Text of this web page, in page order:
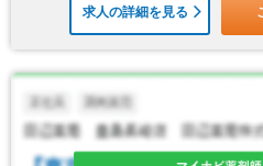
求人の詳細を見る